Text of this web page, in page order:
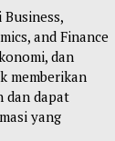
and Finance
dan
memberikan
dan dapat
yang